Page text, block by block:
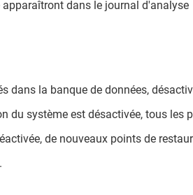
dans le journal d'analyse
dans la banque de données,
du système est désactivée, tous les
de nouveaux points de